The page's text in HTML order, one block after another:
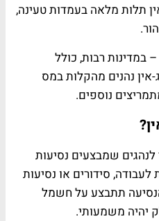
תלות מלאה בעמדות טעינה,
– במדינות רבות, כולל
אין נהנים מהקלות במס
נוספים.
שמבצעים נסיעות
לעבודה, סידורים או נסיעות
תתבצע על חשמל
יהיה משמעותי.